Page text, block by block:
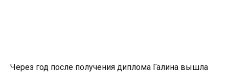
Через год после получения диплома Галина вышла